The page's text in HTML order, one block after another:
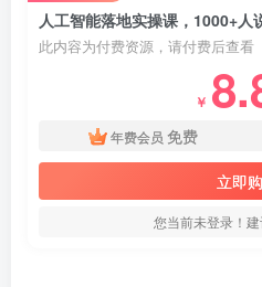
人工智能落地实操课，1000+人
此内容为付费资源，请付费后查看
￥
年费会员 免费
立即
您当前未登录！